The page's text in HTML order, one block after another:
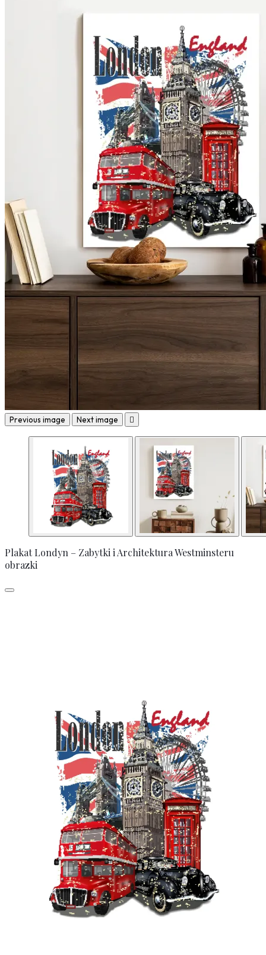
Previous image Next image 
Plakat Londyn – Zabytki i Architektura Westminsteru
obrazki